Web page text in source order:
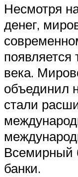
Несмотря
денег,
появляется
века.
объединил
стали
Всемирный
банки.